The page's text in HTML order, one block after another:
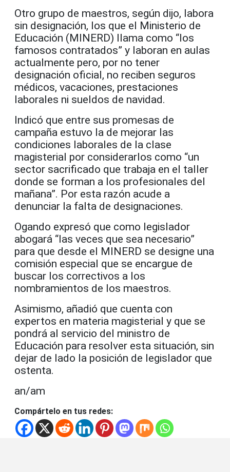
Otro grupo de maestros, según dijo, labora
sin designación, los que el Ministerio de
Educación (MINERD) llama como “los
famosos contratados” y laboran en aulas
actualmente pero, por no tener
designación oficial, no reciben seguros
médicos, vacaciones, prestaciones
laborales ni sueldos de navidad.
Indicó que entre sus promesas de
campaña estuvo la de mejorar las
condiciones laborales de la clase
magisterial por considerarlos como “un
sector sacrificado que trabaja en el taller
donde se forman a los profesionales del
mañana”. Por esta razón acude a
denunciar la falta de designaciones.
Ogando expresó que como legislador
abogará “las veces que sea necesario”
para que desde el MINERD se designe una
comisión especial que se encargue de
buscar los correctivos a los
nombramientos de los maestros.
Asimismo, añadió que cuenta con
expertos en materia magisterial y que se
pondrá al servicio del ministro de
Educación para resolver esta situación, sin
dejar de lado la posición de legislador que
ostenta.
an/am
Compártelo en tus redes: